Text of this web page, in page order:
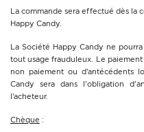
La commande sera effectué dès la
Happy Candy.
La Société Happy Candy ne
tout usage frauduleux. Le
non paiement ou d’antécédents
Candy sera dans l'obligation
l’acheteur.
Chèque :